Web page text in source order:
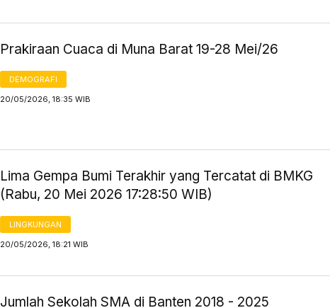
Prakiraan Cuaca di Muna Barat 19-28 Mei/26
DEMOGRAFI
20/05/2026, 18:35 WIB
Lima Gempa Bumi Terakhir yang Tercatat di BMKG
(Rabu, 20 Mei 2026 17:28:50 WIB)
LINGKUNGAN
20/05/2026, 18:21 WIB
Jumlah Sekolah SMA di Banten 2018 - 2025